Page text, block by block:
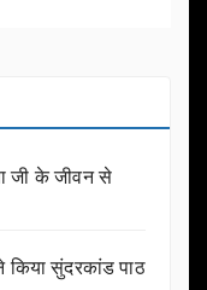
जी के जीवन से
किया सुंदरकांड पाठ